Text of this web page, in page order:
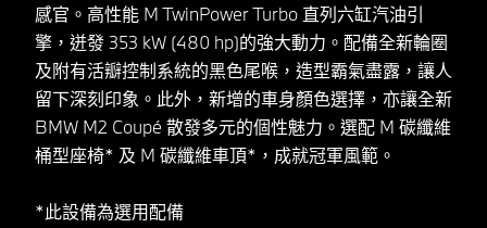
感官。高性能 M TwinPower Turbo 直列六缸汽油引
擎，迸發 353 kW (480 hp)的強大動力。配備全新輪圈
及附有活瓣控制系統的黑色尾喉，造型霸氣盡露，讓人
留下深刻印象。此外，新增的車身顏色選擇，亦讓全新
BMW M2 Coupé 散發多元的個性魅力。選配 M 碳纖維
桶型座椅* 及 M 碳纖維車頂*，成就冠軍風範。
*此設備為選用配備